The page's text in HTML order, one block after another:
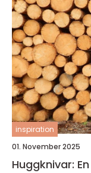
inspiration
01. November 2025
Huggknivar: